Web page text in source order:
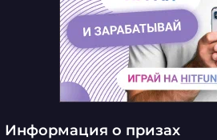
Информация о призах